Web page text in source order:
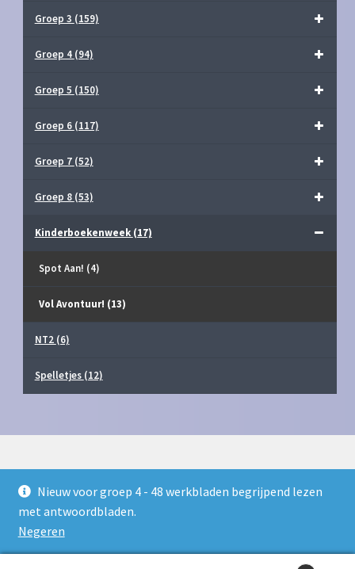
Nieuw voor groep 4 - 48 werkbladen begrijpend lezen
met antwoordbladen.
Negeren
Groep 3 (159)
Groep 4 (94)
Groep 5 (150)
Groep 6 (117)
Groep 7 (52)
Groep 8 (53)
Kinderboekenweek (17)
Spot Aan! (4)
Vol Avontuur! (13)
NT2 (6)
Spelletjes (12)
© Juf Milou Webshop 2026
Privacy Policy
Gebouwd met WooCommerce